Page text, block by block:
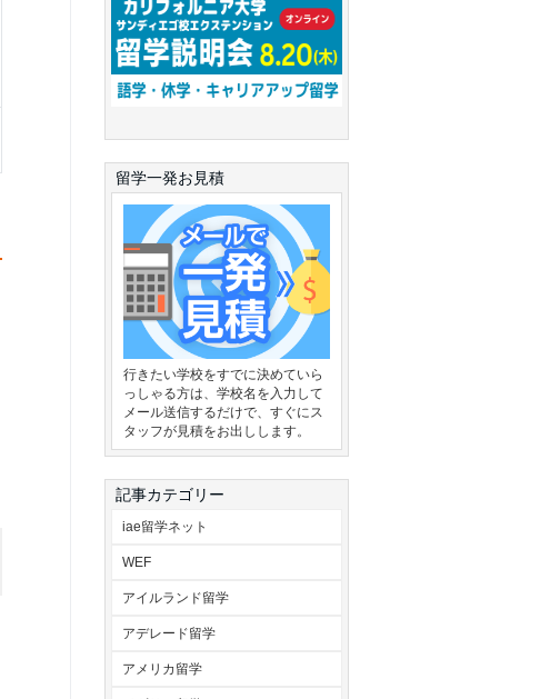
留学一発お見積
行きたい学校をすでに決めていら
っしゃる方は、学校名を入力して
メール送信するだけで、すぐにス
タッフが見積をお出しします。
記事カテゴリー
iae留学ネット
WEF
アイルランド留学
アデレード留学
アメリカ留学